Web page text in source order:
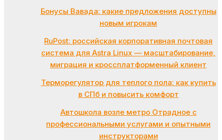
Бонусы Вавада: какие предложения доступны
новым игрокам
RuPost: российская корпоративная почтовая
система для Astra Linux — масштабирование,
миграция и кроссплатформенный клиент
Терморегулятор для теплого пола: как купить
в СПб и повысить комфорт
Автошкола возле метро Отрадное с
профессиональными услугами и опытными
инструкторами